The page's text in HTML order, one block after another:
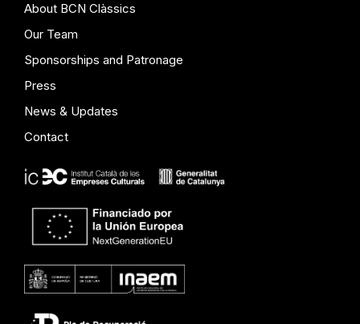
About BCN Clàssics
Our Team
Sponsorships and Patronage
Press
News & Updates
Contact